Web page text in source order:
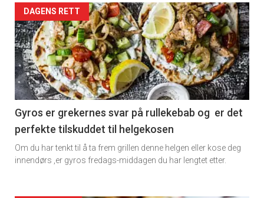
DAGENS RETT
Gyros er grekernes svar på rullekebab og er det
perfekte tilskuddet til helgekosen
Om du har tenkt til å ta frem grillen denne helgen eller kose deg
innendørs ,er gyros fredags-middagen du har lengtet etter.